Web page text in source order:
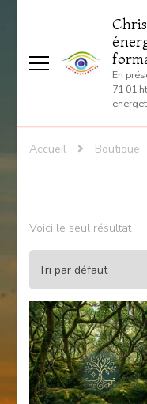
En
71 01
Accueil Boutique
Voici le seul résultat